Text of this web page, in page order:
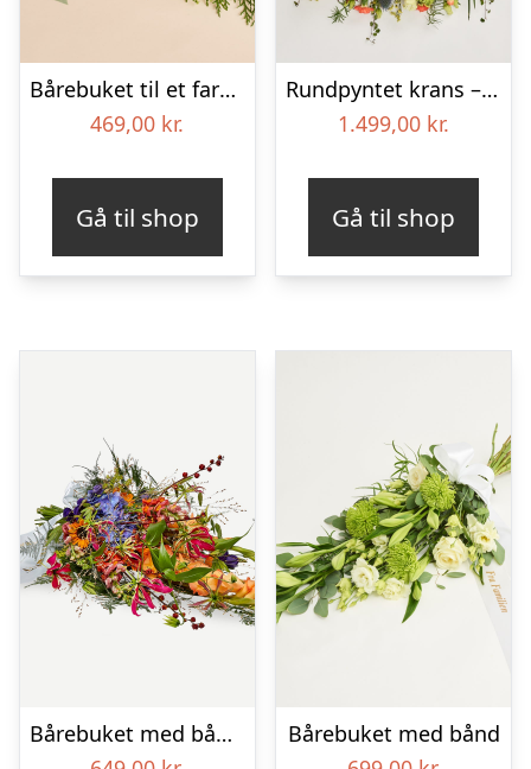
Bårebuket til et farverigt minde med bånd
469,00 kr.
Gå til shop
Rundpyntet krans – Et farverigt farvel
1.499,00 kr.
Gå til shop
Bårebuket med bånd – Et farverigt farvel
Bårebuket med bånd